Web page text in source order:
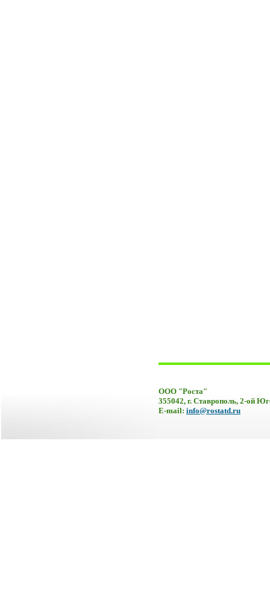
ООО "Роста"
355042, г. Ставрополь, 2-ой
E-mail: info@rostatd.ru